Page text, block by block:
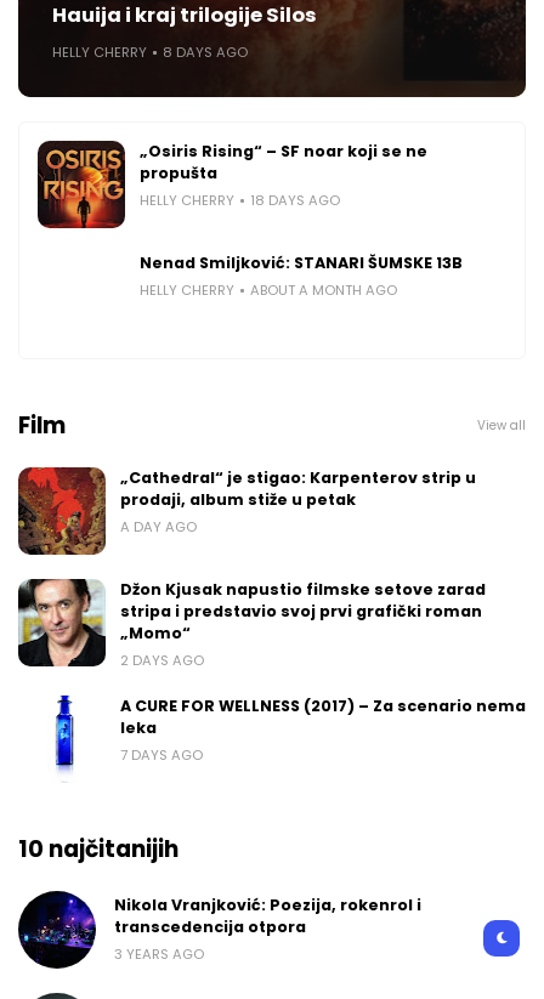
Hauija i kraj trilogije Silos
HELLY CHERRY 8 DAYS AGO
„Osiris Rising“ – SF noar koji se ne
propušta
HELLY CHERRY 18 DAYS AGO
Nenad Smiljković: STANARI ŠUMSKE 13B
HELLY CHERRY ABOUT A MONTH AGO
Film View all
„Cathedral“ je stigao: Karpenterov strip u
prodaji, album stiže u petak
A DAY AGO
Džon Kjusak napustio filmske setove zarad
stripa i predstavio svoj prvi grafički roman
„Momo“
2 DAYS AGO
A CURE FOR WELLNESS (2017) – Za scenario nema
leka
7 DAYS AGO
10 najčitanijih
Nikola Vranjković: Poezija, rokenrol i
transcedencija otpora
3 YEARS AGO